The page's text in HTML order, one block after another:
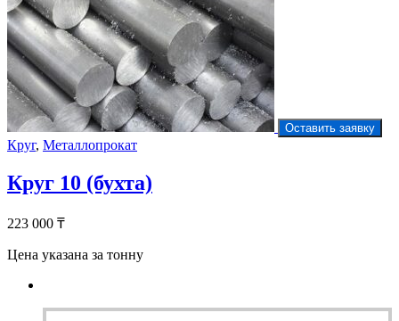
Оставить заявку
Круг, Металлопрокат
Круг 10 (бухта)
223 000 ₸
Цена указана за тонну